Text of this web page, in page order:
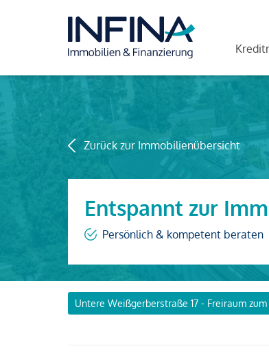
Zurück zur Immobilienübersicht
Entspannt zur
Persönlich & kompetent beraten
Untere Weißgerberstraße 17 - Freiraum